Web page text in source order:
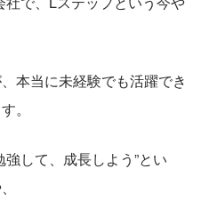
本当に未経験でも活躍でき
。
して、成長しよう”とい